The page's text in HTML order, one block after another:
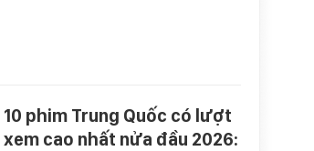
10 phim Trung Quốc có lượt
xem cao nhất nửa đầu 2026: